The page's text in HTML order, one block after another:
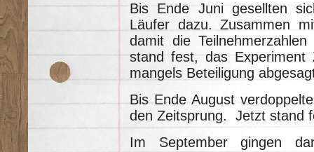
Bis Ende Juni gesellten
Läufer dazu. Zusammen
damit die
stand fest, das
mangels Beteiligung
Bis Ende August
den Zeitsprung. Jetzt stand
Im September gingen